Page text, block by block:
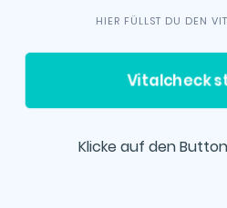
HIER FÜLLST DU DEN
Vitalcheck
Klicke auf den